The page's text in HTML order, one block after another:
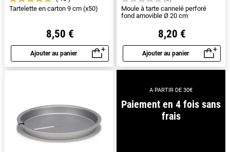
Tartelette en carton 9 cm (x50)
8,50 €
Ajouter au panier
Aperçu rapide
Moule à tarte cannelé perforé
fond amovible Ø 20 cm
8,20 €
Ajouter au panier
Aperçu rapide
A PARTIR DE 30€
Paiement en 4 fois sans
frais